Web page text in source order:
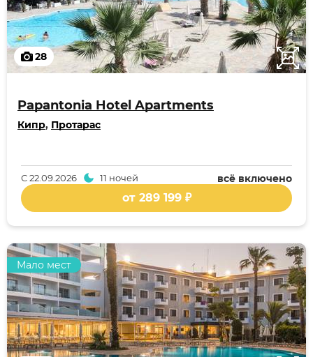
28
Papantonia Hotel Apartments
Кипр, Протарас
всё включено
С22.09.2026 11 ночей
от 289 199 ₽
Мало мест